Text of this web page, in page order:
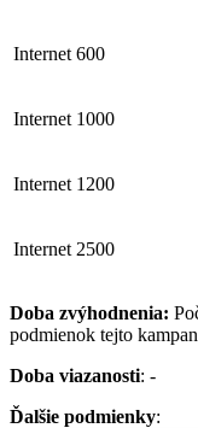
Internet 600
Internet 1000
Internet 1200
Internet 2500
Doba zvýhodnenia:
podmienok tejto
Doba viazanosti: -
Ďalšie podmienky: